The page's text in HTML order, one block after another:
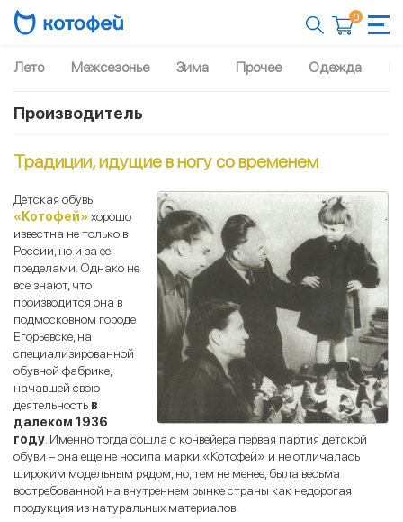
0
Лето Межсезонье Зима Прочее Одежда
Производитель
Традиции, идущие в ногу со временем
Детская обувь
«Котофей»хорошо
известна не только в
России, но и за ее
пределами. Однако не
все знают, что
производится она в
подмосковном городе
Егорьевске, на
специализированной
обувной фабрике,
начавшей свою
деятельность в
далеком 1936
году . Именно тогда сошла с конвейера первая партия детской
обуви – она еще не носила марки «Котофей» и не отличалась
широким модельным рядом, но, тем не менее, была весьма
востребованной на внутреннем рынке страны как недорогая
продукция из натуральных материалов.